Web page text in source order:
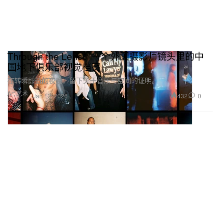
Art 艺术
Through the Lens：一个外国摄影师镜头里的中
国地下俱乐部视觉档案
在转瞬即逝的夜晚，留下关于音乐与空间的证明。
Jan 12, 2026 432 0